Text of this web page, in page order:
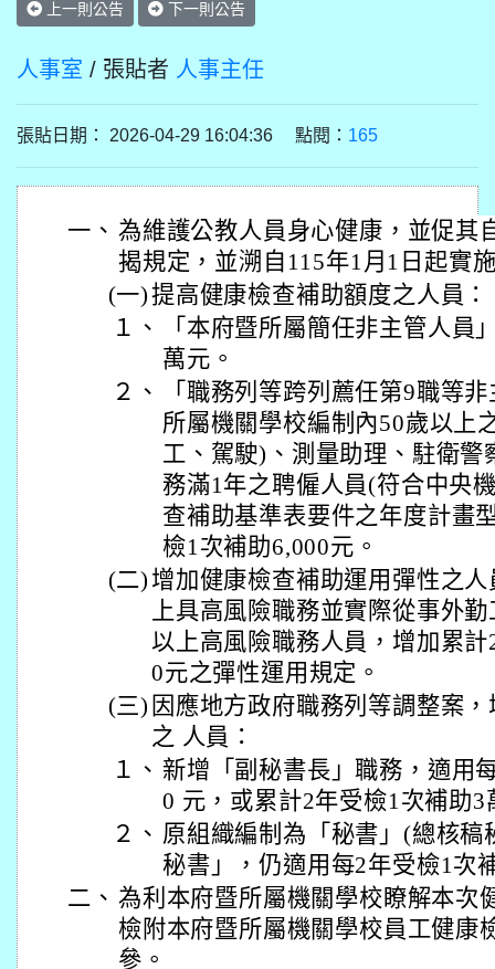
上一則公告 下一則公告
人事室 / 張貼者 人事主任
張貼日期： 2026-04-29 16:04:36 點閱： 165
一、 為維護公教人員身心健康，並促其
揭規定，並溯自115年1月1日起實
(一)提高健康檢查補助額度之人員：
１、
「本府暨所屬簡任非主管人員
萬元。
２、
「職務列等跨列薦任第9職等
所屬機關學校編制內50歲以上
工、駕駛)、測量助理、駐衛警
務滿1年之聘僱人員(符合中央
查補助基準表要件之年度計畫
檢1次補助6,000元。
(二) 增加健康檢查補助運用彈性之
上具高風險職務並實際從事外
以上高風險職務人員，增加累
0元之彈性運用規定。
(三) 因應地方政府職務列等調整案
之 人員：
１、 新增「副秘書長」職務，適用
0 元，或累計2年受檢1次補助3
２、 原組織編制為「秘書」(總核
秘書」，仍適用每2年受檢1次
二、 為利本府暨所屬機關學校瞭解本次
檢附本府暨所屬機關學校員工健康
參。